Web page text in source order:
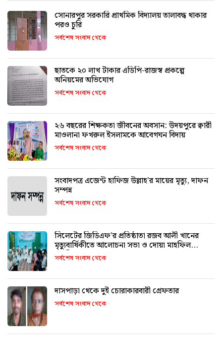
সোনারপুর সরকারি প্রাথমিক বিদ্যালয় তালাবদ্ধ থাকার
পরও চুরি
সর্বশেষ সংবাদ থেকে
ছাতকে ২০ লাখ টাকার এডিপি-রাজস্ব প্রকল্পে
অনিয়মের অভিযোগ
সর্বশেষ সংবাদ থেকে
২৬ বছরের শিক্ষকতা জীবনের অবসান: উদয়পুরে ক্বারী
মাওলানা ফখরুল ইসলামকে আবেগঘন বিদায়
সর্বশেষ সংবাদ থেকে
সংবাদপত্র এজেন্ট হাফিজ উল্লাহ’র মায়ের মৃত্যু, দাফন
সম্পন্ন
সর্বশেষ সংবাদ থেকে
সিলেটের জিডিএফ’র প্রতিষ্ঠাতা রজব আলী খানের
মৃত্যুবার্ষিকীতে আলোচনা সভা ও দোয়া মাহফিল
অনুষ্ঠিত
সর্বশেষ সংবাদ থেকে
দাসপাড়া থেকে দুই চোরাকারবারী গ্রেফতার
সর্বশেষ সংবাদ থেকে